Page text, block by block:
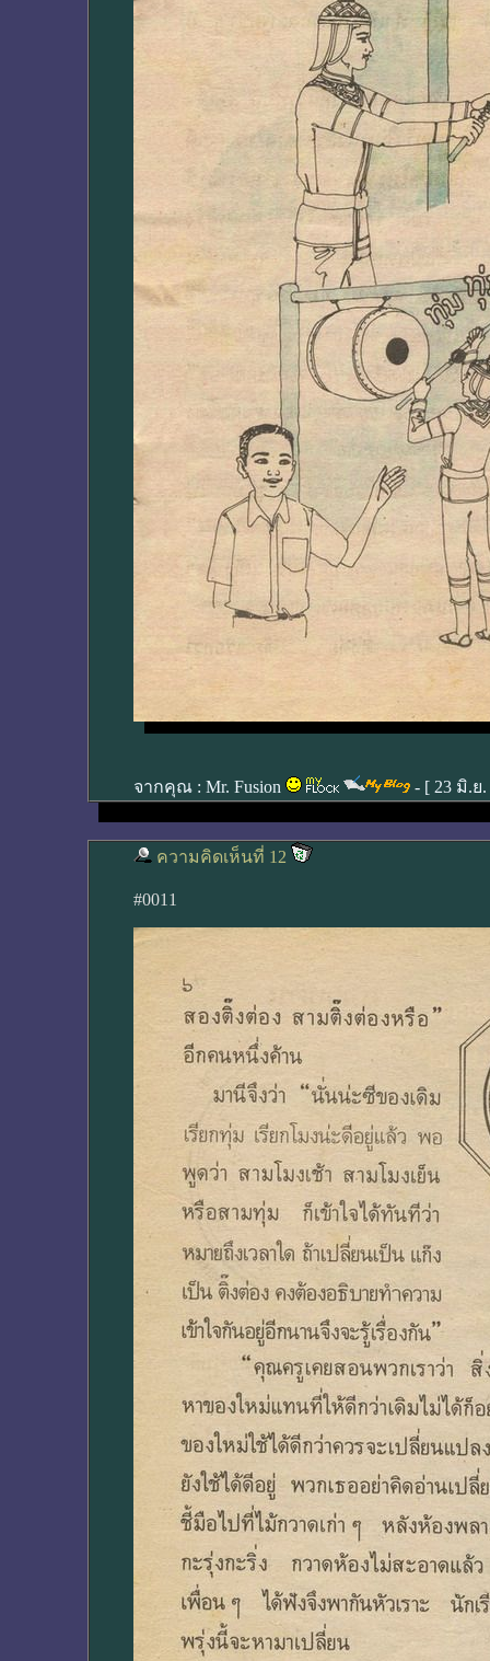
จากคุณ : Mr. Fusion - [ 23 มิ.ย
ความคิดเห็นที่ 12
#0011